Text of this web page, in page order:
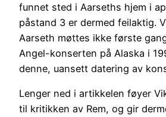
funnet sted i Aarseths hjem i
påstand 3 er dermed feilaktig.
Aarseth møttes ikke første
Angel-konserten på Alaska i
denne, uansett datering av
Lenger ned i artikkelen føyer
til kritikken av Rem, og gir